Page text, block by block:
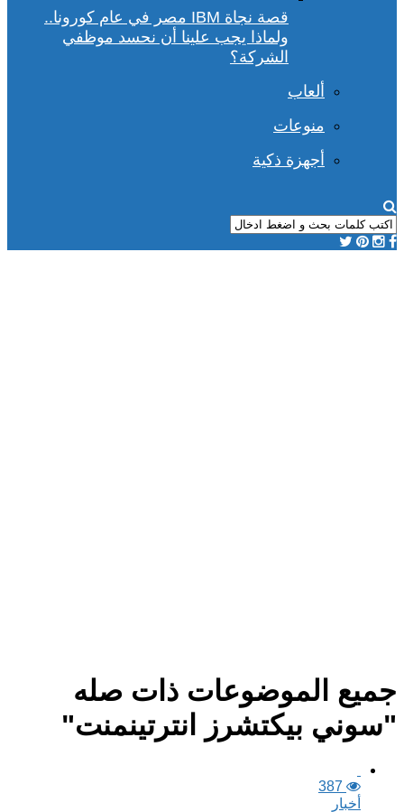
قصة نجاة IBM مصر في عام كورونا..
ولماذا يجب علينا أن نحسد موظفي
الشركة؟
ألعاب
منوعات
أجهزة ذكية
جميع الموضوعات ذات صله
"سوني بيكتشرز انترتينمنت"
387
أخبار